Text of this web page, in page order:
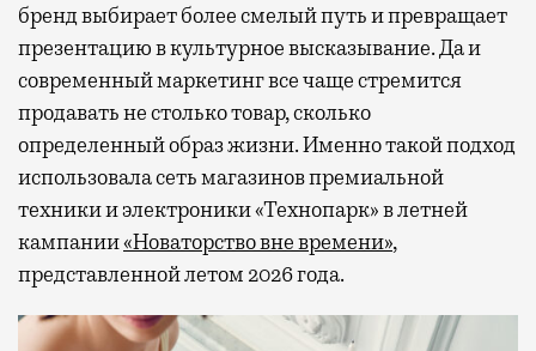
бренд выбирает более смелый путь и превращает
презентацию в культурное высказывание. Да и
современный маркетинг все чаще стремится
продавать не столько товар, сколько
определенный образ жизни. Именно такой подход
использовала сеть магазинов премиальной
техники и электроники «Технопарк» в летней
кампании«Новаторство вне времени»,
представленной летом 2026 года.